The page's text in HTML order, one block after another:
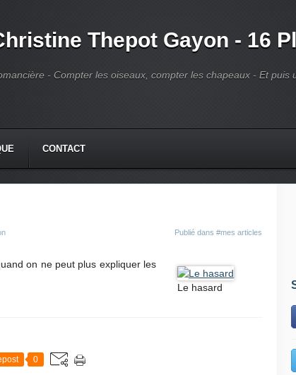
Thepot Gayon - 16
- Compter les oiseaux, compter les chapeaux - Et puis
CONTACT
Publié dans #mes articles
Le hasard
on ne peut plus expliquer les
0